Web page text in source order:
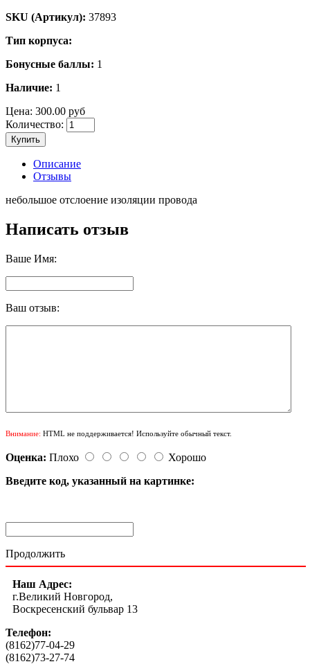
SKU (Артикул): 37893
Тип корпуса:
Бонусные баллы: 1
Наличие: 1
Цена: 300.00 руб
Количество:
Купить
Описание
Отзывы
небольшое отслоение изоляции провода
Написать отзыв
Ваше Имя:
Ваш отзыв:
Внимание: HTML не поддерживается! Используйте обычный текст.
Оценка: Плохо
Хорошо
Введите код, указанный на картинке:
Продолжить
Наш Адрес:
г.Великий Новгород,
Воскресенский бульвар 13
Телефон:
(8162)77-04-29
(8162)73-27-74